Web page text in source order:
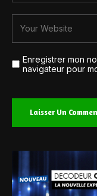
Enregistrer mon
navigateur pour